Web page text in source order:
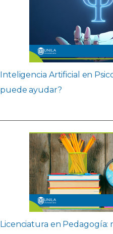
Inteligencia Artificial en
puede ayudar?
Licenciatura en Pedagogía: